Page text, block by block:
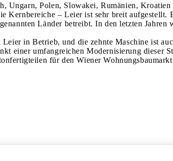
Ungarn, Polen, Slowakei, Rumänien,
– Leier ist sehr breit aufgestellt.
Länder betreibt. In den letzten Jahren
in Betrieb, und die zehnte Maschine ist
einer umfangreichen Modernisierung dieser
für den Wiener Wohnungsbaumarkt